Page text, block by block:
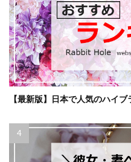
【最新版】日本で人気のハイ